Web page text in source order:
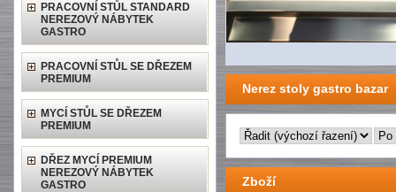
PRACOVNÍ STŮL STANDARD
NEREZOVÝ NÁBYTEK
GASTRO
PRACOVNÍ STŮL SE DŘEZEM
PREMIUM
MYCÍ STŮL SE DŘEZEM
PREMIUM
DŘEZ MYCÍ PREMIUM
NEREZOVÝ NÁBYTEK
GASTRO
Nerez stoly gastro bazar
Zboží